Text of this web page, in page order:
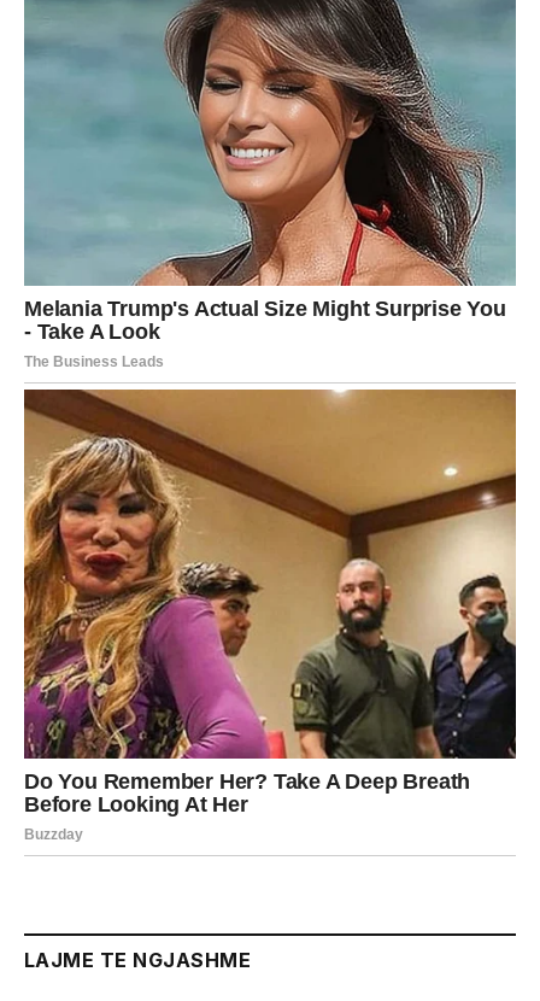
LAJME TE NGJASHME